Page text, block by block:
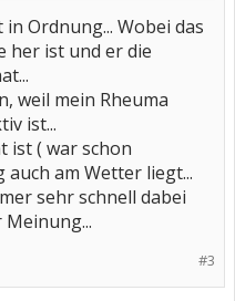
Ordnung... Wobei das
her ist und er die
weil mein Rheuma
ist...
ist ( war schon
am Wetter liegt...
sehr schnell dabei
#3